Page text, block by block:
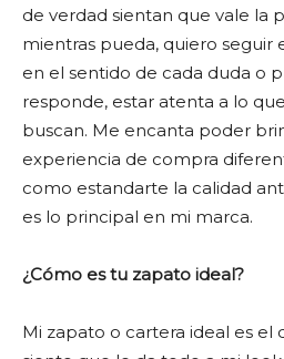
de verdad sientan que vale la
mientras pueda, quiero seguir
en el sentido de cada duda o
responde, estar atenta a lo
buscan. Me encanta poder
experiencia de compra
como estandarte la calidad
es lo principal en mi marca.
¿Cómo es tu zapato ideal?
Mi zapato o cartera ideal es el